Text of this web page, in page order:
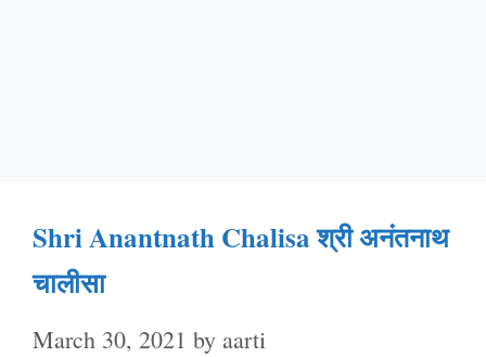
Shri Anantnath Chalisa श्री अनंतनाथ
चालीसा
March 30, 2021 by aarti